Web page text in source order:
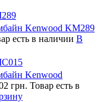
Kenwood KM289
есть в наличии В
Kenwood
грн. Товар есть в